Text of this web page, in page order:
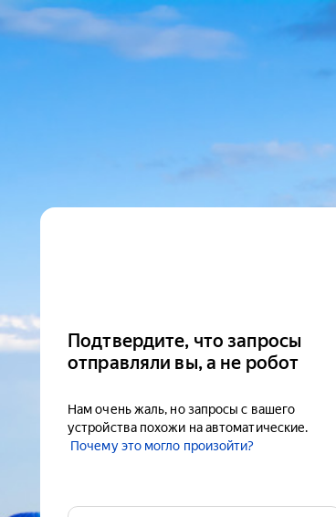
Подтвердите, что запросы
отправляли вы, а не робот
Нам очень жаль, но запросы с вашего
устройства похожи на автоматические.
Почему это могло произойти?